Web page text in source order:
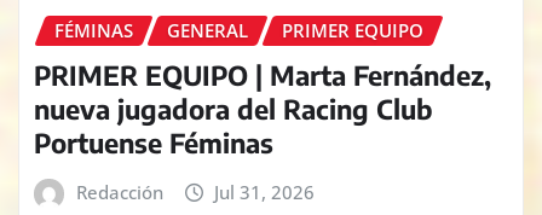
FÉMINAS GENERAL PRIMER EQUIPO
PRIMER EQUIPO | Marta Fernández,
nueva jugadora del Racing Club
Portuense Féminas
Redacción Jul 31, 2026